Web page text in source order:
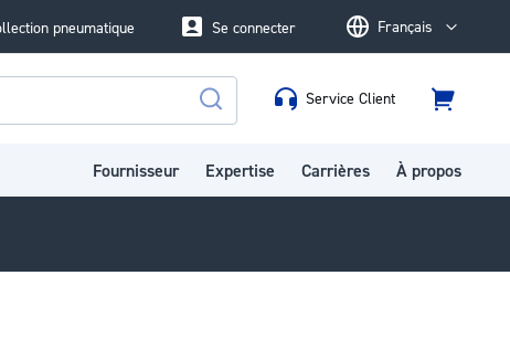
pneumatique LanguageFrançais
Se connecter
Service Client
Panier
Fournisseur Expertise Carrières À propos